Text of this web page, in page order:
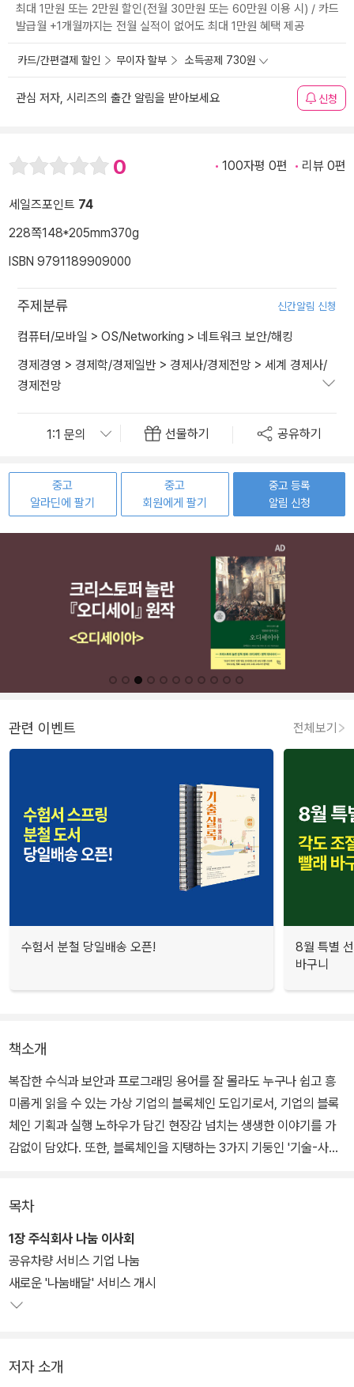
최대 1만원 또는 2만원 할인(전월 30만원 또는 60만원 이용 시) / 카드
발급월 +1개월까지는 전월 실적이 없어도 최대 1만원 혜택 제공
카드/간편결제 할인 무이자 할부 소득공제 730원
관심 저자, 시리즈의 출간 알림을 받아보세요 신청
0 100자평 0편 리뷰 0편
세일즈포인트 74
228쪽148*205mm370g
ISBN 9791189909000
주제분류 신간알림 신청
컴퓨터/모바일 > OS/Networking > 네트워크 보안/해킹
경제경영 > 경제학/경제일반 > 경제사/경제전망 > 세계 경제사/
경제전망
선물하기 공유하기
중고
알라딘에 팔기
중고
회원에게 팔기
중고 등록
알림 신청
관련 이벤트 전체보기
수험서 분철 당일배송 오픈!
8월 특별
바구니
책소개
복잡한 수식과 보안과 프로그래밍 용어를 잘 몰라도 누구나 쉽고 흥
미롭게 읽을 수 있는 가상 기업의 블록체인 도입기로서, 기업의 블록
체인 기획과 실행 노하우가 담긴 현장감 넘치는 생생한 이야기를 가
감없이 담았다. 또한, 블록체인을 지탱하는 3가지 기둥인 '기술-사업-
AI, 빅데이터, IoT 등 세간에 익숙해진 개념과 달리, 어떻게 비즈니스
에 적용해야 하는지 어렵게만 느껴지는 블록체인 개념을 정복하기 위
해 가상의 공유자동차 업체 사례를 통해 기술을 실제로 현실화하기
위한 실행 방법을 상세히 설명한다.
목차
1장 주식회사 나눔 이사회
공유차량 서비스 기업 나눔
새로운 '나눔배달' 서비스 개시
저자 소개